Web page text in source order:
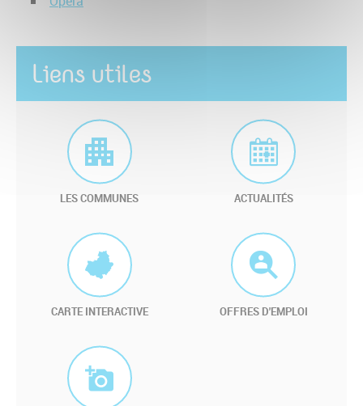
Liens utiles
LES COMMUNES ACTUALITÉS
CARTE INTERACTIVE OFFRES D'EMPLOI